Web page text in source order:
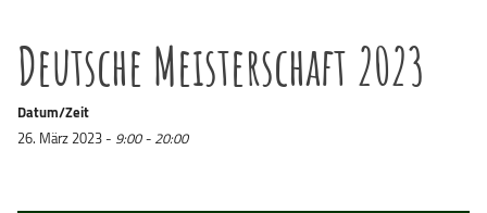
Deutsche Meisterschaft 2023
Datum/Zeit
26. März 2023 - 9:00 - 20:00